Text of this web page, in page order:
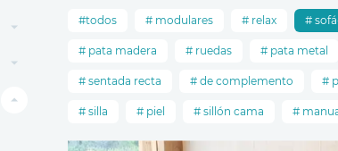
todos modulares relax
pata madera ruedas pata metal
sentada recta de complemento
silla piel sillón cama